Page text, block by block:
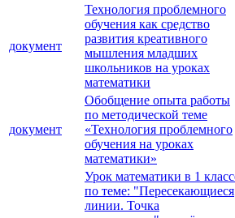
документ
Технология проблемного
обучения как средство
развития креативного
мышления младших
школьников на уроках
математики
документ
Обобщение опыта работы
по методической теме
«Технология проблемного
обучения на уроках
математики»
Урок математики в 1
по теме: "Пересекающиеся
линии. Точка